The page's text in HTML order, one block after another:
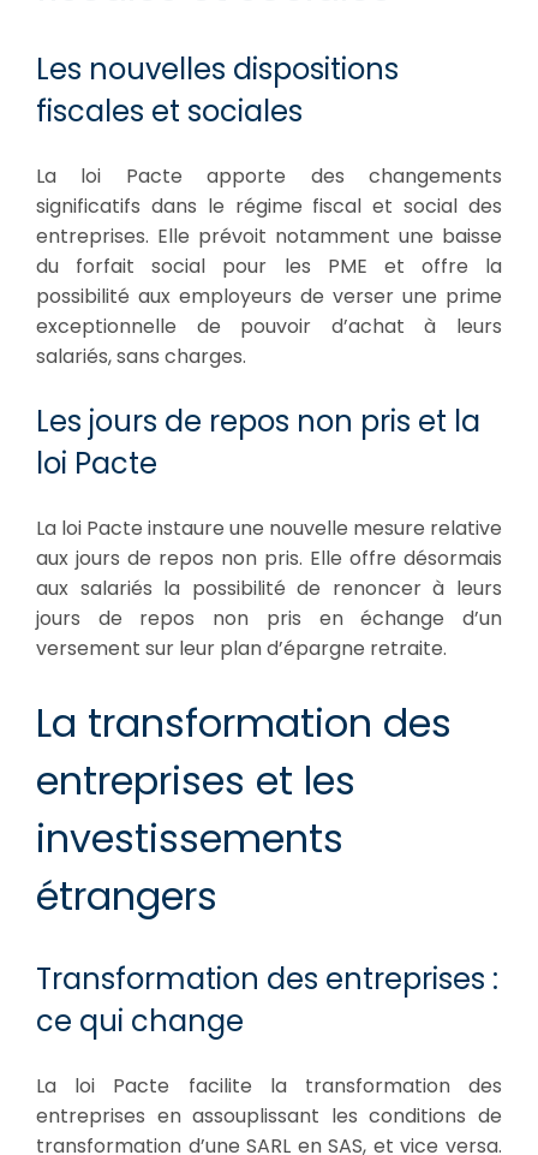
Les nouvelles dispositions
fiscales et sociales
La loi Pacte apporte des changements
significatifs dans le régime fiscal et social des
entreprises. Elle prévoit notamment une baisse
du forfait social pour les PME et offre la
possibilité aux employeurs de verser une prime
exceptionnelle de pouvoir d’achat à leurs
salariés, sans charges.
Les jours de repos non pris et la
loi Pacte
La loi Pacte instaure une nouvelle mesure relative
aux jours de repos non pris. Elle offre désormais
aux salariés la possibilité de renoncer à leurs
jours de repos non pris en échange d’un
versement sur leur plan d’épargne retraite.
La transformation des
entreprises et les
investissements
étrangers
Transformation des entreprises :
ce qui change
La loi Pacte facilite la transformation des
entreprises en assouplissant les conditions de
transformation d’une SARL en SAS, et vice versa.